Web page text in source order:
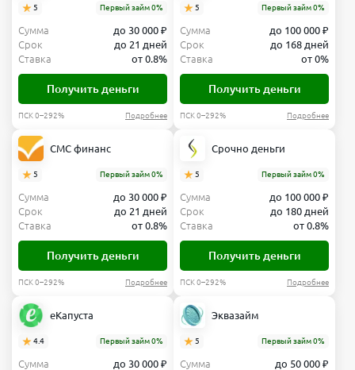
5 Первый займ 0%
Сумма
до 30 000 ₽
Срок
до 21 дней
Ставка
от 0.8%
Получить деньги
ПСК 0–292% Подробнее
5 Первый займ 0%
Сумма
до 100 000 ₽
Срок
до 168 дней
Ставка
от 0%
Получить деньги
ПСК 0–292% Подробнее
СМС финанс
5 Первый займ 0%
Сумма
до 30 000 ₽
Срок
до 21 дней
Ставка
от 0.8%
Получить деньги
ПСК 0–292% Подробнее
Срочно деньги
5 Первый займ 0%
Сумма
до 100 000 ₽
Срок
до 180 дней
Ставка
от 0.8%
Получить деньги
ПСК 0–292% Подробнее
еКапуста
4.4 Первый займ 0%
Сумма
до 30 000 ₽
Эквазайм
5 Первый займ 0%
Сумма
до 50 000 ₽